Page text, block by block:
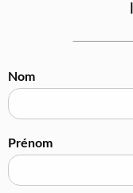
Nom
Prénom